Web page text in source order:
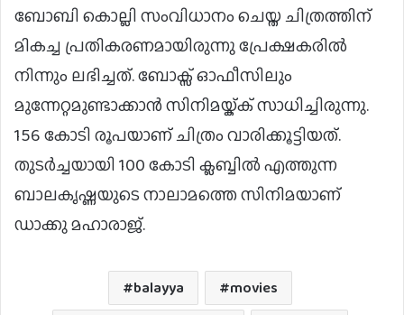
ബോബി കൊല്ലി സംവിധാനം ചെയ്ത ചിത്രത്തിന്
മികച്ച പ്രതികരണമായിരുന്നു പ്രേക്ഷകരിൽ
നിന്നും ലഭിച്ചത്. ബോക്സ് ഓഫീസിലും
മുന്നേറ്റമുണ്ടാക്കാൻ സിനിമയ്ക്ക് സാധിച്ചിരുന്നു.
156 കോടി രൂപയാണ് ചിത്രം വാരിക്കൂട്ടിയത്.
തുടർച്ചയായി 100 കോടി ക്ലബ്ബിൽ എത്തുന്ന
ബാലകൃഷ്ണയുടെ നാലാമത്തെ സിനിമയാണ്
ഡാക്കു മഹാരാജ്.
balayya
movies